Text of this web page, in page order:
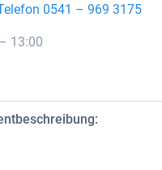
0541 – 969 3175
13:00